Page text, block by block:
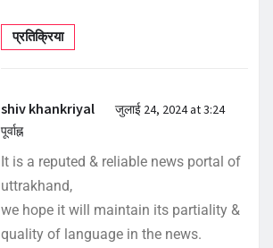
प्रतिक्रिया
shiv khankriyal
जुलाई 24, 2024 at 3:24
पूर्वाह्न
It is a reputed & reliable news portal of
uttrakhand,
we hope it will maintain its partiality &
quality of language in the news.